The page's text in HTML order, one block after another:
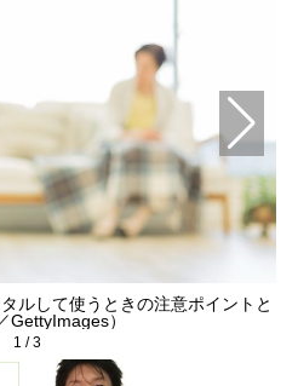
ルして使うときの注意ポイントと
GettyImages）
1 /3